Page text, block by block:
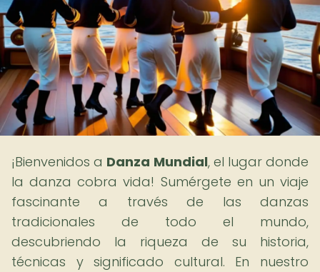
¡Bienvenidos a Danza Mundial, el lugar donde
la danza cobra vida! Sumérgete en un viaje
fascinante a través de las danzas
tradicionales de todo el mundo,
descubriendo la riqueza de su historia,
técnicas y significado cultural. En nuestro